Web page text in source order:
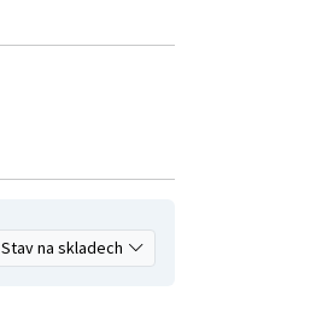
Stav na skladech